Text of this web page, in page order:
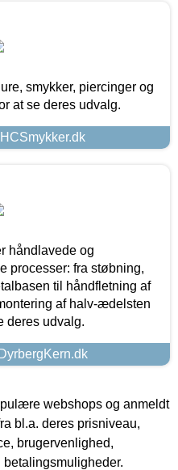
smykker, piercinger og
at se deres udvalg.
håndlavede og
processer: fra støbning,
til håndfletning af
af halv-ædelsten
deres udvalg.
webshops og anmeldt
bl.a. deres prisniveau,
brugervenlighed,
betalingsmuligheder.